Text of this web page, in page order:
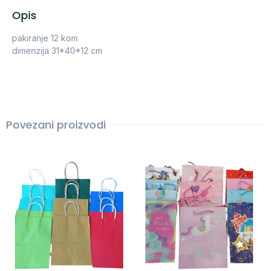
Opis
pakiranje 12 kom
dimenzija 31*40*12 cm
Povezani proizvodi